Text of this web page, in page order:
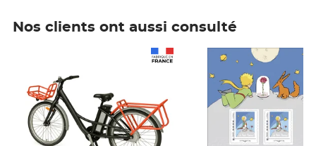
Nos clients ont aussi consulté
Prix 7,50€